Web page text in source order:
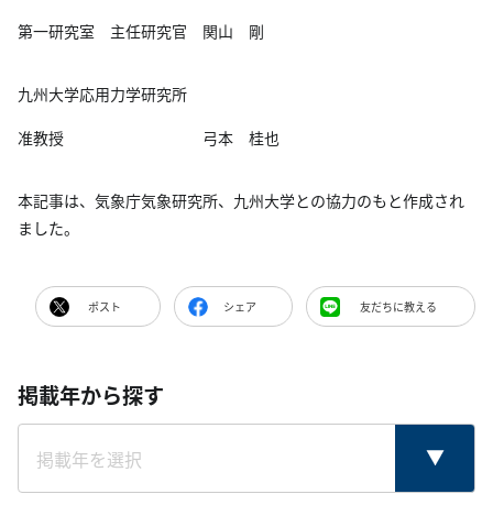
第一研究室 主任研究官 関山 剛
九州大学応用力学研究所
准教授 弓本 桂也
本記事は、気象庁気象研究所、九州大学との協力のもと作成され
ました。
ポスト シェア 友だちに教える
掲載年から探す